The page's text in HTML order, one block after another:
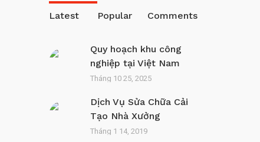
Latest Popular Comments
Quy hoạch khu công
nghiệp tại Việt Nam
Tháng 10 25, 2025
Dịch Vụ Sửa Chữa Cải
Tạo Nhà Xưởng
Tháng 1 14, 2019